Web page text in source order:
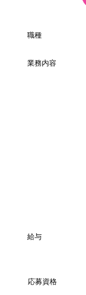
職種
業務内容
給与
応募資格